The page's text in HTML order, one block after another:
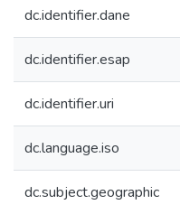
dc.identifier.dane
dc.identifier.esap
dc.identifier.uri
dc.language.iso
dc.subject.geographic